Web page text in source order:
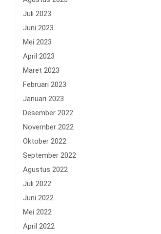
Juli 2023
Juni 2023
Mei 2023
April 2023
Maret 2023
Februari 2023
Januari 2023
Desember 2022
November 2022
Oktober 2022
September 2022
Agustus 2022
Juli 2022
Juni 2022
Mei 2022
April 2022